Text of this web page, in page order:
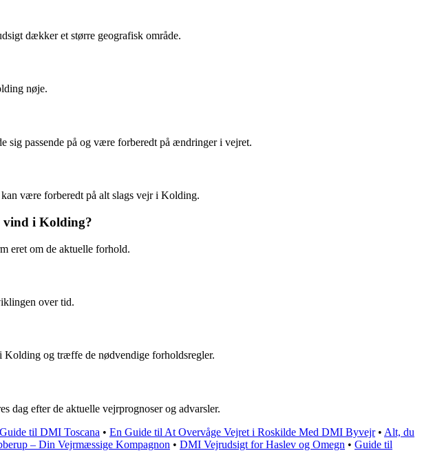
dækker et større geografisk område.
nøje.
passende på og være forberedt på ændringer i vejret.
være forberedt på alt slags vejr i Kolding.
vind i Kolding?
eret om de aktuelle forhold.
over tid.
Kolding og træffe de nødvendige forholdsregler.
dag efter de aktuelle vejrprognoser og advarsler.
Guide til DMI Toscana • En Guide til At Overvåge Vejret i Roskilde Med DMI Byvejr• Alt, du
– Din Vejrmæssige Kompagnon • DMI Vejrudsigt for Haslev og Omegn • Guide til